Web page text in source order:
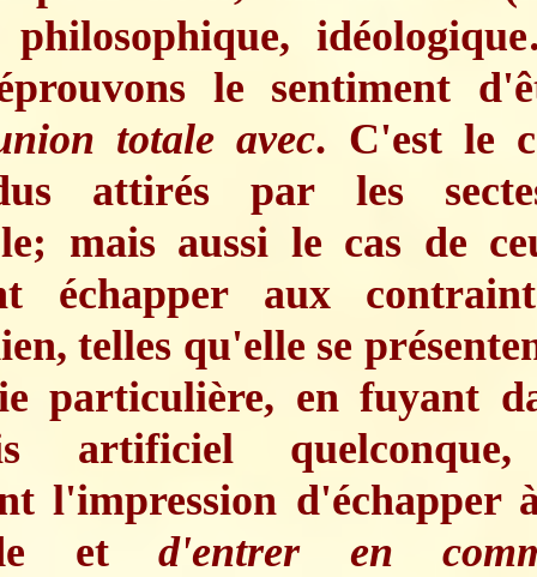
philosophique,
le sentiment
totale avec. C'est le
attirés par les
mais aussi le cas de
échapper aux
telles qu'elle se
particulière, en fuyant
artificiel
l'impression d'échapper
et d'entrer en